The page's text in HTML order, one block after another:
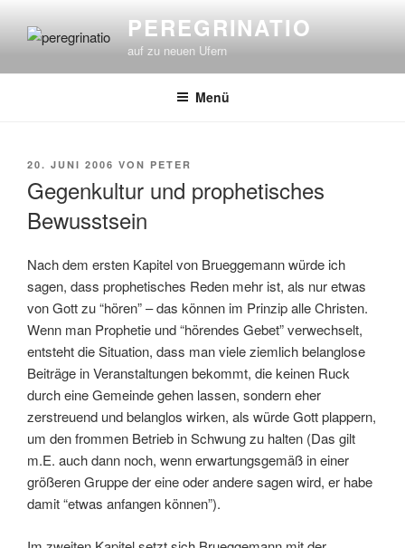
Inhalt
PEREGRINATIO
auf zu neuen Ufern
Menü
VERÖFFENTLICHT
20. JUNI 2006 VON PETER
Gegenkultur und prophetisches
Bewusstsein
Nach dem ersten Kapitel von Brueggemann würde ich
sagen, dass prophetisches Reden mehr ist, als nur etwas
von Gott zu “hören” – das können im Prinzip alle Christen.
Wenn man Prophetie und “hörendes Gebet” verwechselt,
entsteht die Situation, dass man viele ziemlich belanglose
Beiträge in Veranstaltungen bekommt, die keinen Ruck
durch eine Gemeinde gehen lassen, sondern eher
zerstreuend und belanglos wirken, als würde Gott plappern,
um den frommen Betrieb in Schwung zu halten (Das gilt
m.E. auch dann noch, wenn erwartungsgemäß in einer
größeren Gruppe der eine oder andere sagen wird, er habe
damit “etwas anfangen können”).